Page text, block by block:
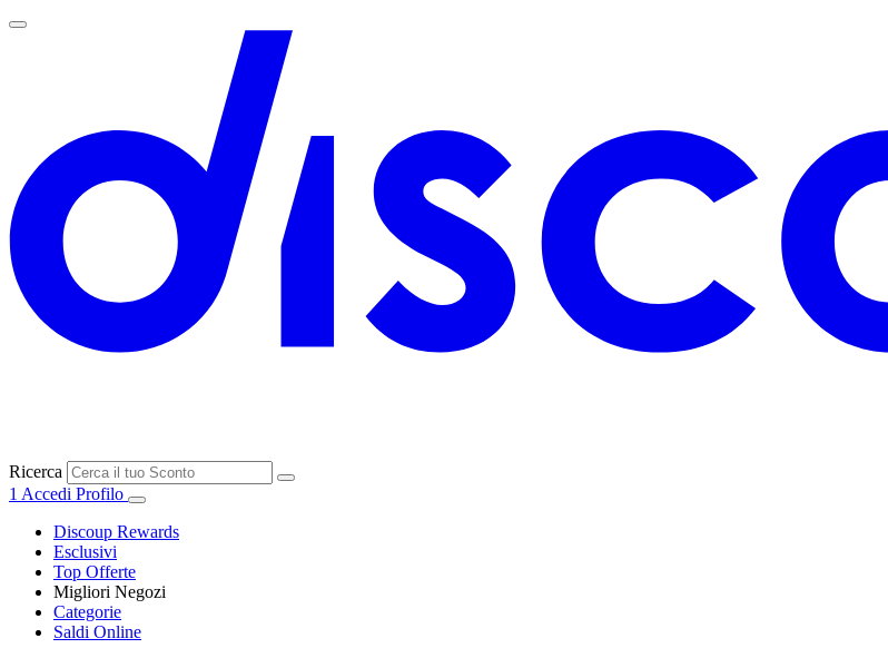
Ricerca
1 Accedi Profilo
Discoup Rewards
Esclusivi
Top Offerte
Migliori Negozi
Categorie
Saldi Online